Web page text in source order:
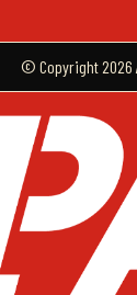
© Copyright 2026